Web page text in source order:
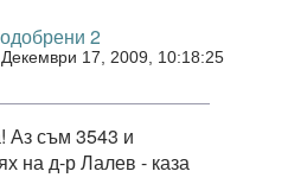
2
Декември 17, 2009, 10:18:25
Аз съм 3543 и
на д-р Лалев - каза